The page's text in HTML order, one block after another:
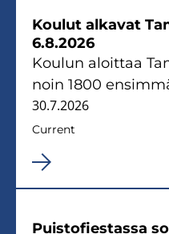
Koulut alkavat
6.8.2026
Koulun aloittaa
noin 1800
30.7.2026
Current
Puistofiestassa